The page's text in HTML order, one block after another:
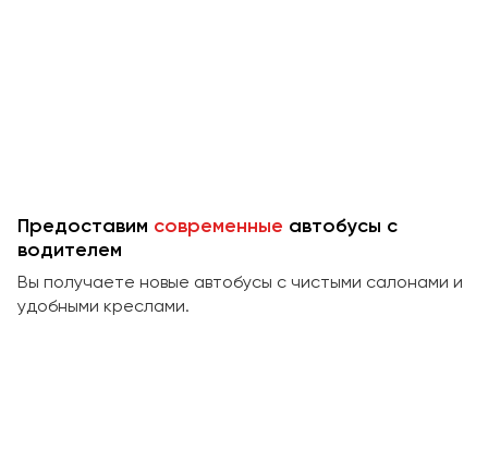
Предоставим современные автобусы с
водителем
Вы получаете новые автобусы с чистыми салонами и
удобными креслами.